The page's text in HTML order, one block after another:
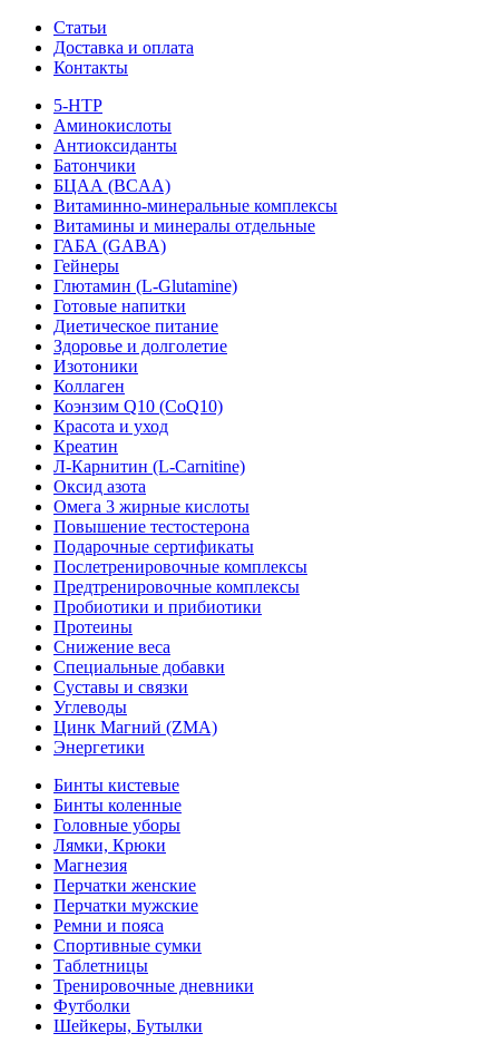
Статьи
Доставка и оплата
Контакты
5-HTP
Аминокислоты
Антиоксиданты
Батончики
БЦАА (BCAA)
Витаминно-минеральные комплексы
Витамины и минералы отдельные
ГАБА (GABA)
Гейнеры
Глютамин (L-Glutamine)
Готовые напитки
Диетическое питание
Здоровье и долголетие
Изотоники
Коллаген
Коэнзим Q10 (CoQ10)
Красота и уход
Креатин
Л-Карнитин (L-Сarnitine)
Оксид азота
Омега 3 жирные кислоты
Повышение тестостерона
Подарочные сертификаты
Послетренировочные комплексы
Предтренировочные комплексы
Пробиотики и прибиотики
Протеины
Снижение веса
Специальные добавки
Суставы и связки
Углеводы
Цинк Магний (ZMA)
Энергетики
Бинты кистевые
Бинты коленные
Головные уборы
Лямки, Крюки
Магнезия
Перчатки женские
Перчатки мужские
Ремни и пояса
Спортивные сумки
Таблетницы
Тренировочные дневники
Футболки
Шейкеры, Бутылки